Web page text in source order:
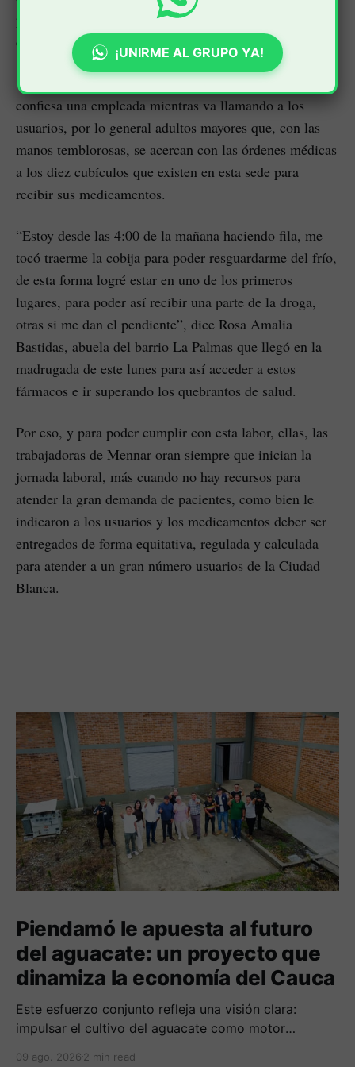
pendiente la entrega o simplemente son notificados de
que no hay.
“Oramos para poder fluir y prestar un buen servicio”,
confiesa una empleada mientras va llamando a los
usuarios, por lo general adultos mayores que, con las
manos temblorosas, se acercan con las órdenes médicas
a los diez cubículos que existen en esta sede para
recibir sus medicamentos.
“Estoy desde las 4:00 de la mañana haciendo fila, me
tocó traerme la cobija para poder resguardarme del frío,
de esta forma logré estar en uno de los primeros
lugares, para poder así recibir una parte de la droga,
otras si me dan el pendiente”, dice Rosa Amalia
Bastidas, abuela del barrio La Palmas que llegó en la
madrugada de este lunes para así acceder a estos
fármacos e ir superando los quebrantos de salud.
Por eso, y para poder cumplir con esta labor, ellas, las
trabajadoras de Mennar oran siempre que inician la
jornada laboral, más cuando no hay recursos para
atender la gran demanda de pacientes, como bien le
indicaron a los usuarios y los medicamentos deber ser
entregados de forma equitativa, regulada y calculada
para atender a un gran número usuarios de la Ciudad
Blanca.
Piendamó le apuesta al futuro
del aguacate: un proyecto que
dinamiza la economía del Cauca
Este esfuerzo conjunto refleja una visión clara:
impulsar el cultivo del aguacate como motor
09 ago. 2026 2 min read
¡UNIRME AL GRUPO YA!